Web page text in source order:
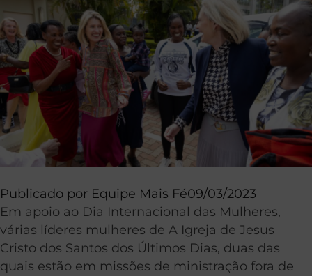
Publicado por Equipe Mais Fé09/03/2023
Em apoio ao Dia Internacional das Mulheres,
várias líderes mulheres de A Igreja de Jesus
Cristo dos Santos dos Últimos Dias, duas das
quais estão em missões de ministração fora de